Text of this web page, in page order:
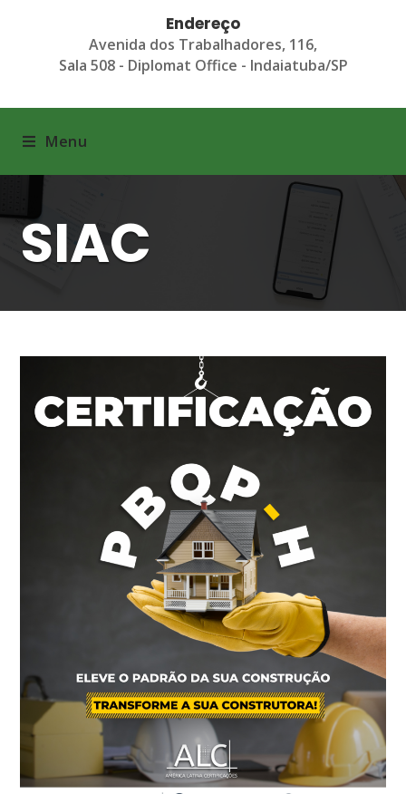
Endereço
Avenida dos Trabalhadores, 116,
Sala 508 - Diplomat Office - Indaiatuba/SP
Menu
SIAC